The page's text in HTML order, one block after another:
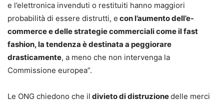
e l’elettronica invenduti o restituiti hanno maggiori
probabilità di essere distrutti, e con l’aumento dell’e-
commerce e delle strategie commerciali come il fast
fashion, la tendenza è destinata a peggiorare
drasticamente, a meno che non intervenga la
Commissione europea”.
Le ONG chiedono che il divieto di distruzionedelle merci